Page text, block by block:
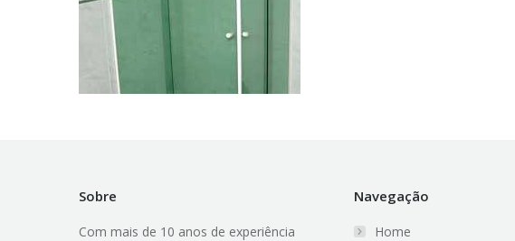
Sobre
Com mais de 10 anos de experiência
Navegação
Home